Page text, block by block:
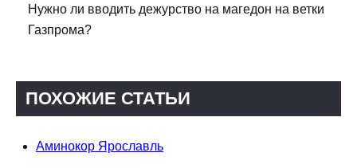
Нужно ли вводить дежурство на магедон на ветки
Газпрома?
ПОХОЖИЕ СТАТЬИ
Аминокор Ярославль